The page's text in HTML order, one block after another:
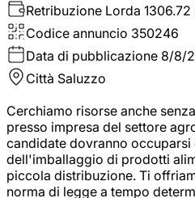
Retribuzione Lorda
Codice annuncio 350246
Data di pubblicazione 8/8/
Città Saluzzo
Cerchiamo risorse anche
presso impresa del settore
candidate dovranno
dell'imballaggio di prodotti
piccola distribuzione. Ti
norma di legge a tempo